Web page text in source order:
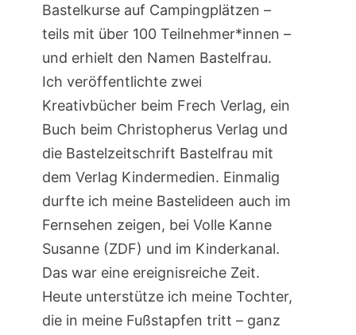
Bastelkurse auf Campingplätzen –
teils mit über 100 Teilnehmer*innen –
und erhielt den Namen Bastelfrau.
Ich veröffentlichte zwei
Kreativbücher beim Frech Verlag, ein
Buch beim Christopherus Verlag und
die Bastelzeitschrift Bastelfrau mit
dem Verlag Kindermedien. Einmalig
durfte ich meine Bastelideen auch im
Fernsehen zeigen, bei Volle Kanne
Susanne (ZDF) und im Kinderkanal.
Das war eine ereignisreiche Zeit.
Heute unterstütze ich meine Tochter,
die in meine Fußstapfen tritt – ganz